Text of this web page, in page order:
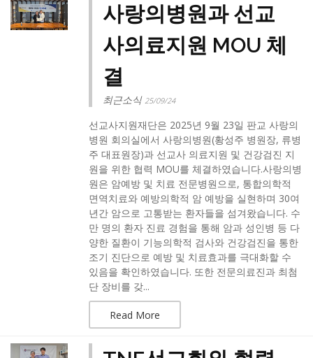
사랑의병원과 선교
사의료지원 MOU 체
결
최근소식 25/09/24
선교사지원재단은 2025년 9월 23일 판교 사랑의
병원 회의실에서 사랑의병원(황성주 병원장, 류병
주 대표원장)과 선교사 의료지원 및 건강검진 지
원을 위한 협력 MOU를 체결하였습니다.​사랑의병
원은 암예방 및 치료 전문병원으로, 통합의학적
면역치료와 예방의학적 암 예방을 실현하며 30여
년간 암으로 고통받는 환자들을 섬겨왔습니다. 수
만 명의 환자 진료 경험을 통해 암과 성인병 등 다
양한 질환이 기능의학적 검사와 건강검진을 통한
조기 진단으로 예방 및 치료효과를 극대화할 수
있음을 확인하였습니다. 또한 전문의료진과 최첨
단 장비를 갖...
Read More